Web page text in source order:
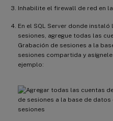
Inhabilite el firewall de red en la
En el SQL Server donde
sesiones, agregue todas las
Grabación de sesiones a la
sesiones compartida y
ejemplo: